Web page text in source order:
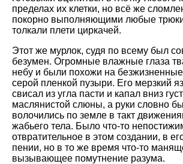
пределах их клетки, но всё же
покорно выполняющими любые
толкали плети циркачей.
Этот же мурлок, судя по всему был
безумен. Огромные влажные глаза
небу и были похожи на
серой пленкой пузыри. Его мерзкий
свисал из угла пасти и капал вниз
маслянистой слюны, а руки словно
волочились по земле в такт
жабьего тела. Было что-то
отвратительное в этом создании, в
пении, но в то же время что-то
вызывающее помутнение разума.